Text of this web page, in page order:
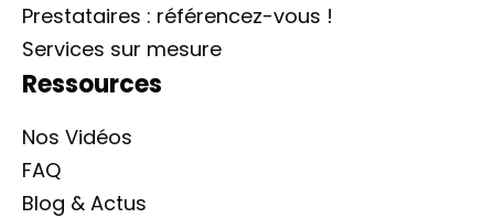
Prestataires : référencez-vous !
Services sur mesure
Ressources
Nos Vidéos
FAQ
Blog & Actus